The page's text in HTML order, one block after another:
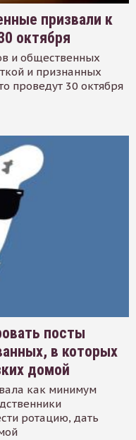
призвали к
октября
и общественных
и признанных
проведут 30 октября
посты
в которых
домой
как минимум
ротацию, дать